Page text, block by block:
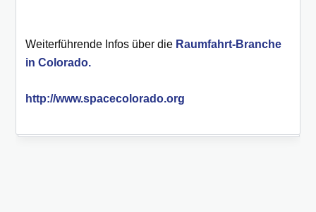
Weiterführende Infos über die Raumfahrt-Branche
in Colorado.
http://www.spacecolorado.org